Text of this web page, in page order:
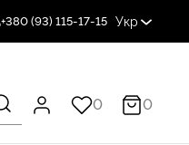
+380 (93) 115-17-15 Укр
0 0